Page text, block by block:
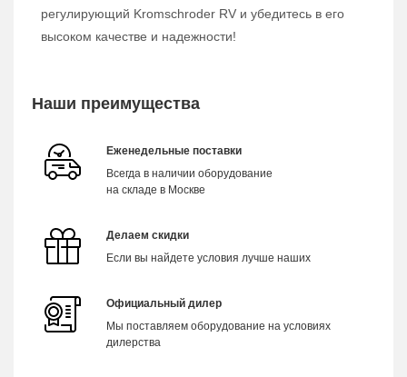
регулирующий Kromschroder RV и убедитесь в его
высоком качестве и надежности!
Наши преимущества
Еженедельные поставки
Всегда в наличии оборудование
на складе в Москве
Делаем скидки
Если вы найдете условия лучше наших
Официальный дилер
Мы поставляем оборудование на условиях
дилерства